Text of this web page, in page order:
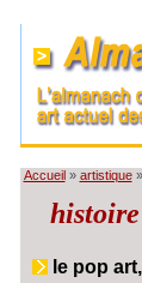
Accueil» artistique»
le pop